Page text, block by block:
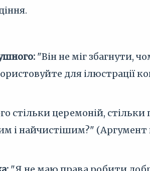
"Він не міг збагнути,
для ілюстрації
стільки церемоній, стільки
і найчистішим?" (Аргумент